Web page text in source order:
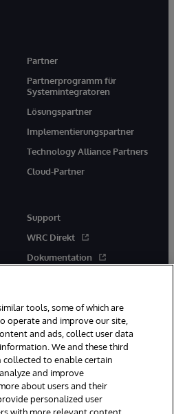
Partner
Partnerprogramm für
Systemintegratoren
Lösungspartner
Implementierungspartner
Technology Alliance Partners
Cloud-Partner
Support
WRC Direkt
Dokumentation
Boston, MA. Alle Rechte
tools, some of which are
operate and improve our site,
and ads, collect user data
We and these third
collected to enable certain
and improve
about users and their
personalized user